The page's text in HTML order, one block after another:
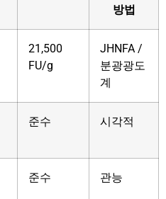
방법
21,500
FU/g
JHNFA /
분광광도
계
준수 시각적
준수 관능